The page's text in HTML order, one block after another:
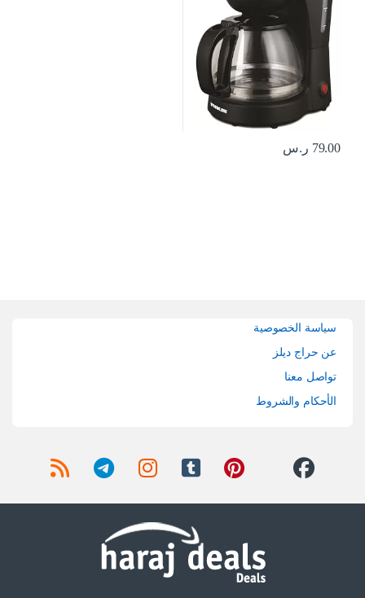
79.00 ر.س
سياسة الخصوصية
عن حراج ديلز
تواصل معنا
الأحكام والشروط